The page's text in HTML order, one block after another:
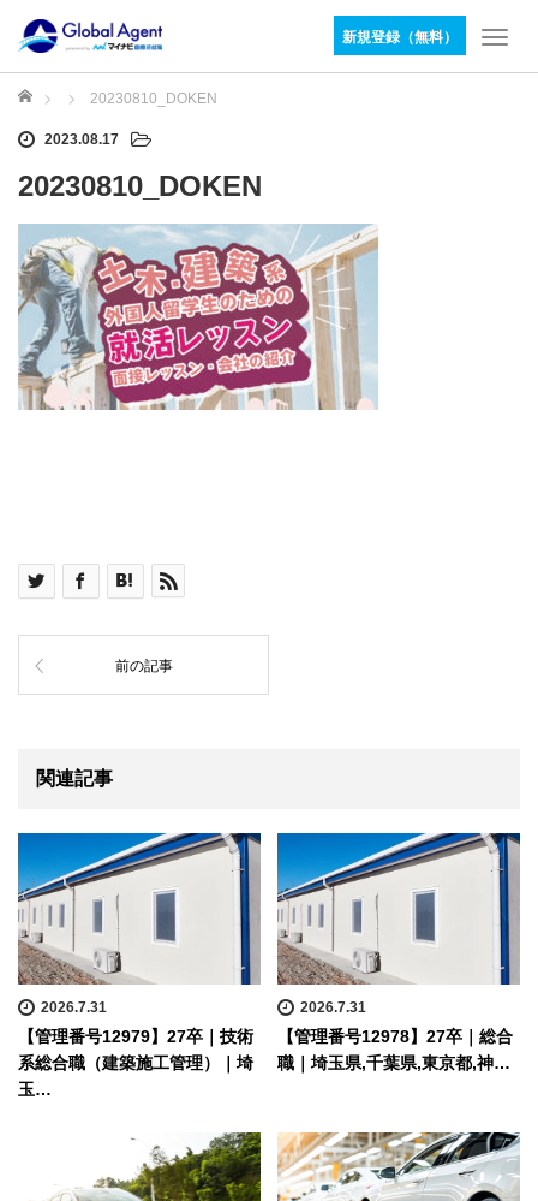
新規登録（無料）
T
ホーム 20230810_DOKEN
2023.08.17
20230810_DOKEN
前の記事
関連記事
2026.7.31
【管理番号12979】27卒｜技術
系総合職（建築施工管理）｜埼
玉…
2026.7.31
【管理番号12978】27卒｜総合
職｜埼玉県,千葉県,東京都,神…